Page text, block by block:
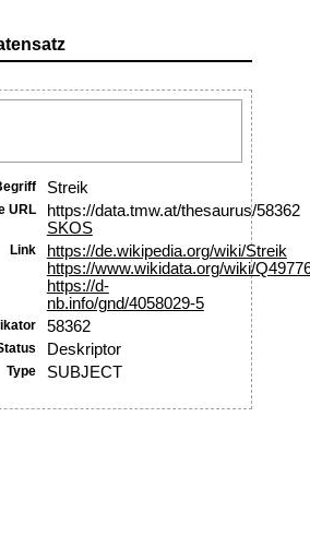
Streik
URL
https://data.tmw.at/thesaurus/58362
SKOS
Link
https://de.wikipedia.org/wiki/Streik
https://www.wikidata.org/wiki/
https://d-
nb.info/gnd/4058029-5
58362
Deskriptor
Type SUBJECT